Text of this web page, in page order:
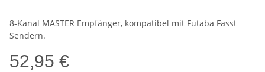
8-Kanal MASTER Empfänger, kompatibel mit Futaba Fasst
Sendern.
52,95 €